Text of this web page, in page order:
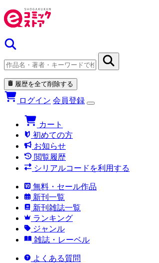
履歴を全て削除する
ログイン 会員登録
カート
初めての方
お知らせ
閲覧履歴
シリアルコードを利用する
無料・セール作品
新刊一覧
新刊雑誌一覧
ランキング
ジャンル
雑誌・レーベル
よくある質問